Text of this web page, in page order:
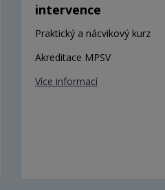
intervence
Praktický a nácvikový kurz
Akreditace MPSV
Více informací